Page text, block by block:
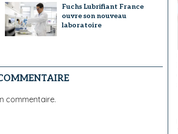
Fuchs Lubrifiant France
ouvre son nouveau
laboratoire
commentaire.